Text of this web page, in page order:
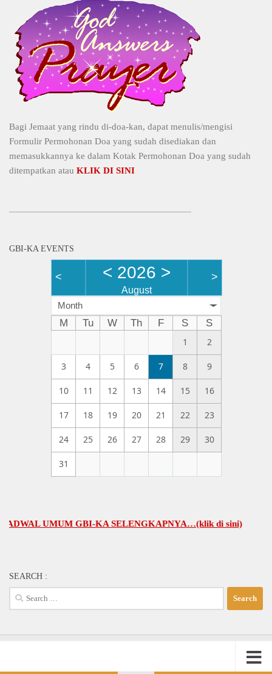
Bagi Jemaat yang rindu di-doa-kan, dapat menulis/mengisi
Formulir Permohonan Doa yang sudah disediakan dan
memasukkannya ke dalam Kotak Permohonan Doa yang sudah
ditempatkan atau KLIK DI SINI
GBI-KA EVENTS
< < 2026 >
August
>
Month
M Tu W Th F S
S
1
2
3 4 5 6 7 8 9
10 11 12 13 14 15 16
17 18 19 20 21 22 23
24 25 26 27 28 29 30
31
UMUM GBI-KA SELENGKAPNYA…(klik di sini)
SEARCH :
Search
for: